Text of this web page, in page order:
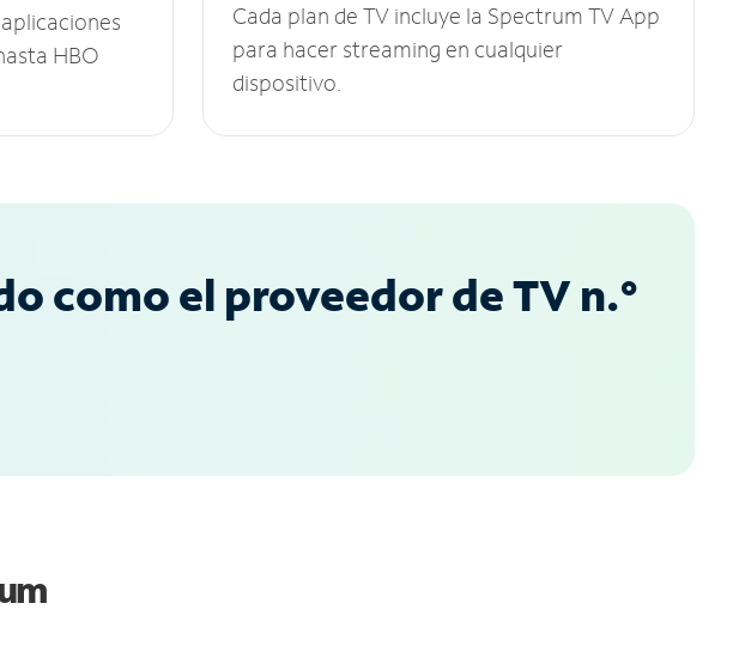
HBO
Cada plan de TV incluye la Spectrum TV App
para hacer streaming en cualquier
dispositivo.
como el proveedor de TV n.°